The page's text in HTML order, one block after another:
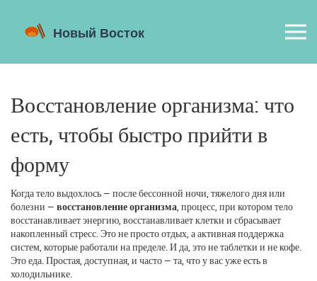
Восстановление организма: что
есть, чтобы быстро прийти в
форму
Когда тело выдохлось — после бессонной ночи, тяжелого дня или
болезни — восстановление организма процесс, при котором тело
восстанавливает энергию, восстанавливает клетки и сбрасывает
накопленный стресс . Это не просто отдых, а активная поддержка
систем, которые работали на пределе . И да, это не таблетки и не кофе.
Это еда. Простая, доступная, и часто — та, что у вас уже есть в
холодильнике.